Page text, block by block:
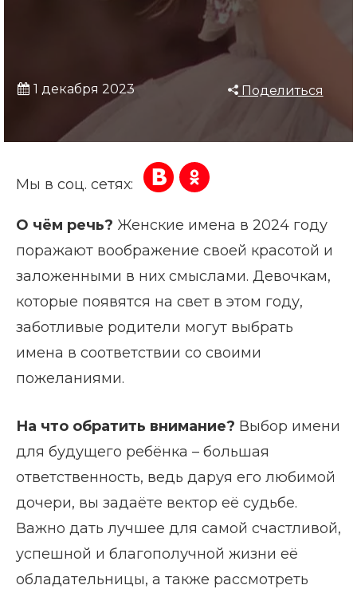
1 декабря 2023 Поделиться
Мы в соц. сетях:
О чём речь? Женские имена в 2024 году
поражают воображение своей красотой и
заложенными в них смыслами. Девочкам,
которые появятся на свет в этом году,
заботливые родители могут выбрать
имена в соответствии со своими
пожеланиями.
На что обратить внимание? Выбор имени
для будущего ребёнка – большая
ответственность, ведь даруя его любимой
дочери, вы задаёте вектор её судьбе.
Важно дать лучшее для самой счастливой,
успешной и благополучной жизни её
обладательницы, а также рассмотреть